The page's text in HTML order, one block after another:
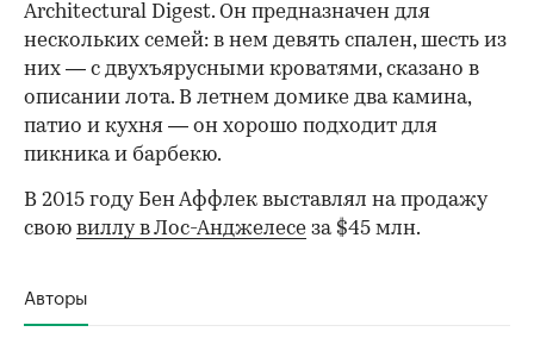
Architectural Digest. Он предназначен для
нескольких семей: в нем девять спален, шесть из
них — с двухъярусными кроватями, сказано в
описании лота. В летнем домике два камина,
патио и кухня — он хорошо подходит для
пикника и барбекю.
В 2015 году Бен Аффлек выставлял на продажу
свою виллу в Лос-Анджелесе за $45 млн.
Авторы